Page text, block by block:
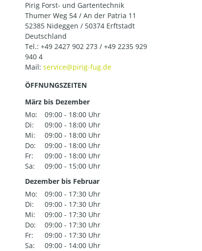
Pirig Forst- und Gartentechnik
Thumer Weg 54 / An der Patria 11
52385 Nideggen / 50374 Erftstadt
Deutschland
Tel.: +49 2427 902 273 / +49 2235 929
940 4
Mail:
ÖFFNUNGSZEITEN
März bis Dezember
Mo:
09:00 - 18:00 Uhr
Di:
09:00 - 18:00 Uhr
Mi:
09:00 - 18:00 Uhr
Do:
09:00 - 18:00 Uhr
Fr:
09:00 - 18:00 Uhr
Sa:
09:00 - 15:00 Uhr
Dezember bis Februar
Mo:
09:00 - 17:30 Uhr
Di:
09:00 - 17:30 Uhr
Mi:
09:00 - 17:30 Uhr
Do:
09:00 - 17:30 Uhr
Fr:
09:00 - 17:30 Uhr
Sa:
09:00 - 14:00 Uhr